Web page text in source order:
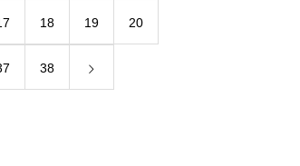
18 19 20
38